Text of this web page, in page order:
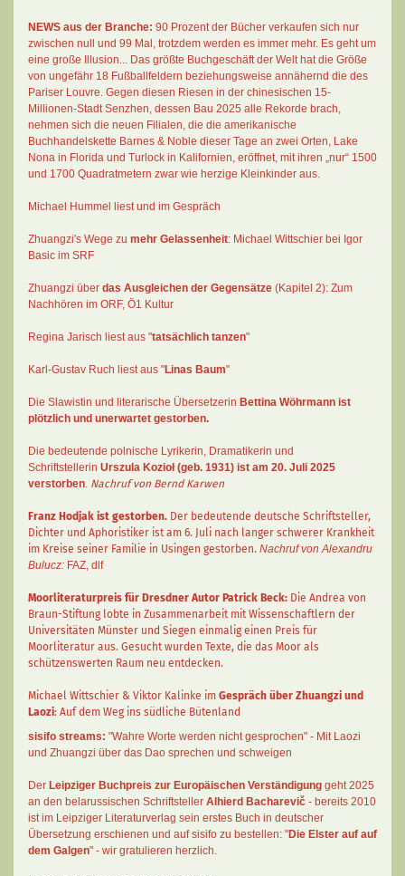
NEWS aus der Branche: 90 Prozent der Bücher verkaufen sich nur
zwischen null und 99 Mal , trotzdem werden es immer mehr. Es geht um
eine große Illusion... Das größte Buchgeschäft der Welt hat die Größe
von ungefähr 18 Fußballfeldern beziehungsweise annähernd die des
Pariser Louvre. Gegen diesen Riesen in der chinesischen 15-
Millionen-Stadt Senzhen, dessen Bau 2025 alle Rekorde brach,
nehmen sich die neuen Filialen, die die amerikanische
Buchhandelskette Barnes & Noble dieser Tage an zwei Orten, Lake
Nona in Florida und Turlock in Kalifornien, eröffnet, mit ihren „nur“ 1500
und 1700 Quadratmetern zwar wie herzige Kleinkinder aus.
Michael Hummel liest und im Gespräch
Zhuangzi's Wege zu mehr Gelassenheit: Michael Wittschier bei Igor
Basic im SRF
Zhuangzi über das Ausgleichen der Gegensätze (Kapitel 2): Zum
Nachhören im ORF, Ö1 Kultur
Regina Jarisch liest aus "tatsächlich tanzen"
Karl-Gustav Ruch liest aus "Linas Baum"
Die Slawistin und literarische Übersetzerin Bettina Wöhrmann ist
plötzlich und unerwartet gestorben.
Die bedeutende polnische Lyrikerin, Dramatikerin und
Schriftstellerin Urszula Kozioł (geb. 1931) ist am 20. Juli 2025
verstorben. Nachruf von Bernd Karwen
Franz Hodjak ist gestorben. Der bedeutende deutsche Schriftsteller,
Dichter und Aphoristiker ist am 6. Juli nach langer schwerer Krankheit
im Kreise seiner Familie in Usingen gestorben. Nachruf von Alexandru
Bulucz: FAZ, dlf
Moorliteraturpreis für Dresdner Autor Patrick Beck: Die Andrea von
Braun-Stiftung lobte in Zusammenarbeit mit Wissenschaftlern der
Universitäten Münster und Siegen einmalig einen Preis für
Moorliteratur aus. Gesucht wurden Texte, die das Moor als
schützenswerten Raum neu entdecken.
Michael Wittschier & Viktor Kalinke im Gespräch über Zhuangzi und
Laozi: Auf dem Weg ins südliche Bütenland
sisifo streams: "Wahre Worte werden nicht gesprochen" - Mit Laozi
und Zhuangzi über das Dao sprechen und schweigen
Der Leipziger Buchpreis zur Europäischen Verständigung geht 2025
an den belarussischen Schriftsteller Alhierd Bacharevič - bereits 2010
ist im Leipziger Literaturverlag sein erstes Buch in deutscher
Übersetzung erschienen und auf sisifo zu bestellen: "Die Elster auf auf
dem Galgen" - wir gratulieren herzlich.